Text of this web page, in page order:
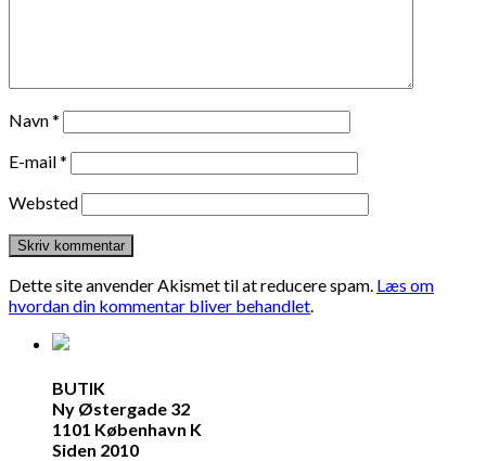
Navn*
E-mail*
Websted
Dette site anvender Akismet til at reducere spam. Læs om
hvordan din kommentar bliver behandlet.
BUTIK
Ny Østergade 32
1101 København K
Siden 2010